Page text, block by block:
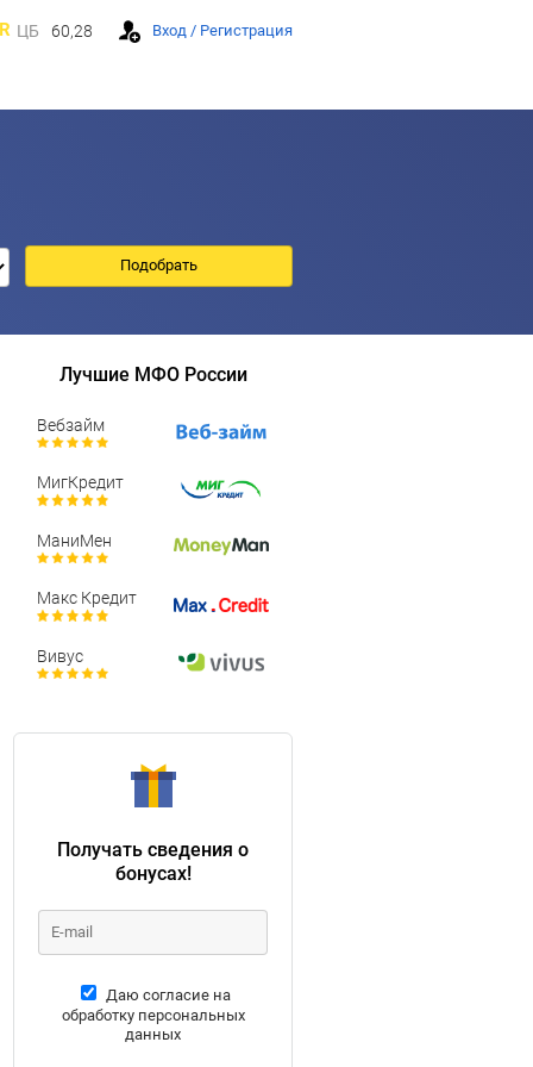
ЦБ 60,28 Вход / Регистрация
Лучшие МФО России
Вебзайм
МигКредит
МаниМен
Макс Кредит
Вивус
Получать сведения о
бонусах!
Даю согласие на
обработку персональных
данных